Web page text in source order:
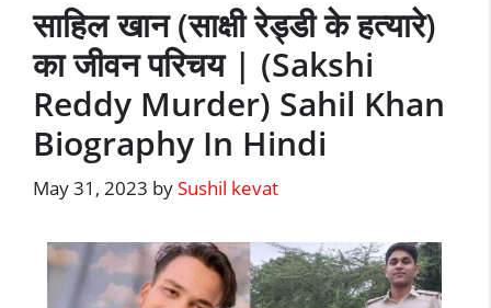
साहिल खान (साक्षी रेड्डी के हत्यारे)
का जीवन परिचय | (Sakshi
Reddy Murder) Sahil Khan
Biography In Hindi
May 31, 2023 bySushil kevat